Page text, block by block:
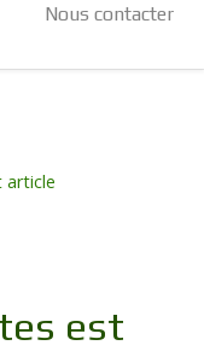
Nous contacter
article
est